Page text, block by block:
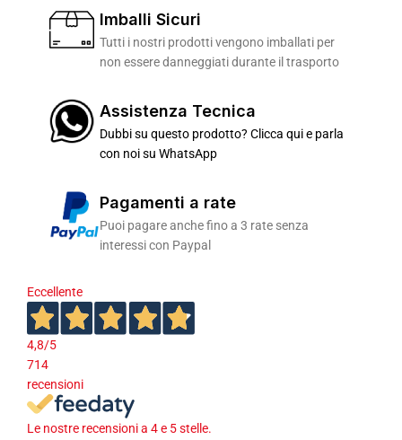
Imballi Sicuri
Tutti i nostri prodotti vengono imballati per
non essere danneggiati durante il trasporto
Assistenza Tecnica
Dubbi su questo prodotto? Clicca qui e parla
con noi su WhatsApp
Pagamenti a rate
Puoi pagare anche fino a 3 rate senza
interessi con Paypal
Eccellente
4,8/5
714
recensioni
Le nostre recensioni a 4 e 5 stelle.